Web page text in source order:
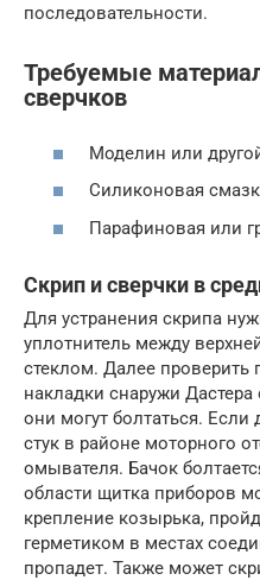
последовательности.
Требуемые
сверчков
Моделин или
Силиконовая
Парафиновая или
Скрип и сверчки в
Для устранения скрипа
уплотнитель между
стеклом. Далее
накладки снаружи
они могут болтаться. Если
стук в районе моторного
омывателя. Бачок
области щитка приборов
крепление козырька,
герметиком в местах
пропадет. Также может